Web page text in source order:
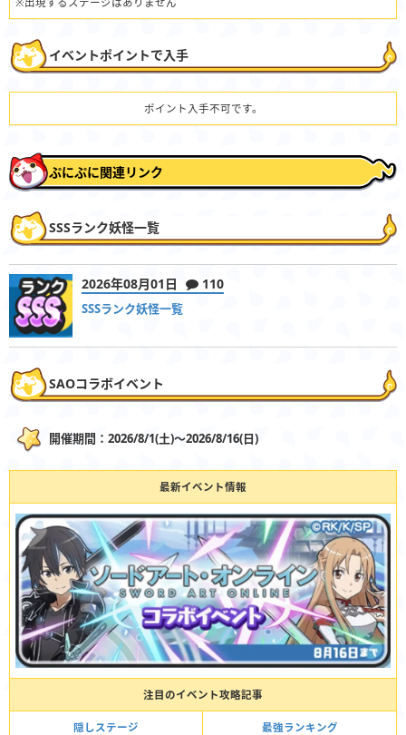
イベントポイントで入手
ポイント入手不可です。
ぷにぷに関連リンク
SSSランク妖怪一覧
2026年08月01日 110
SSSランク妖怪一覧
SAOコラボイベント
開催期間：2026/8/1(土)〜2026/8/16(日)
最新イベント情報
注目のイベント攻略記事
隠しステージ 最強ランキング